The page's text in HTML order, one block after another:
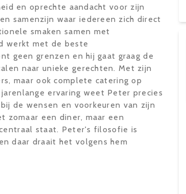
en oprechte aandacht voor zijn
samenzijn waar iedereen zich direct
smaken samen met
werkt met de beste
geen grenzen en hij gaat graag de
naar unieke gerechten. Met zijn
maar ook complete catering op
ervaring weet Peter precies
de wensen en voorkeuren van zijn
zomaar een diner, maar een
staat. Peter's filosofie is
daar draait het volgens hem